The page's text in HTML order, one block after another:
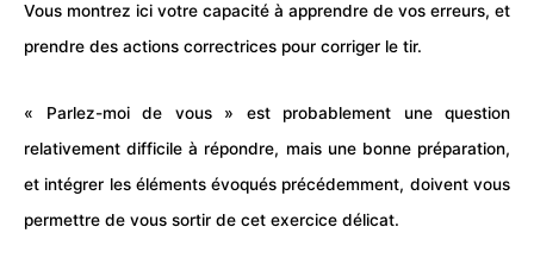
Vous montrez ici votre capacité à apprendre de vos erreurs, et
prendre des actions correctrices pour corriger le tir.
« Parlez-moi de vous » est probablement une question
relativement difficile à répondre, mais une bonne préparation,
et intégrer les éléments évoqués précédemment, doivent vous
permettre de vous sortir de cet exercice délicat.